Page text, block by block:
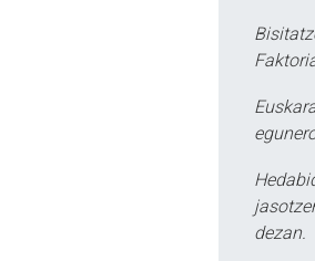
dezan.